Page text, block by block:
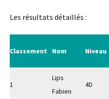
Les résultats détaillés :
Classement Nom Niveau
1
Lips
Fabien
4D